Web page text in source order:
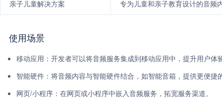
亲子儿童解决方案 专为儿童和亲子教育设计的音频
使用场景
移动应用：开发者可以将音频服务集成到移动应用中，提升用户体
智能硬件：将音频内容与智能硬件结合，如智能音箱，提供更便捷
网页/小程序：在网页或小程序中嵌入音频服务，拓宽服务渠道。